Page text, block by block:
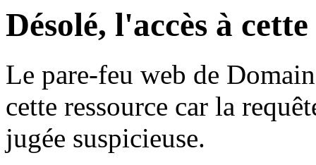
Désolé, l'accès à
Le pare-feu web de
cette ressource car la
jugée suspicieuse.